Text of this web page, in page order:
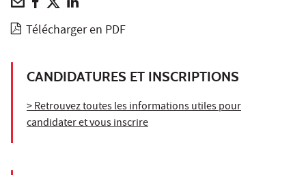
Télécharger en PDF
CANDIDATURES ET INSCRIPTIONS
> Retrouvez toutes les informations utiles pour
candidater et vous inscrire